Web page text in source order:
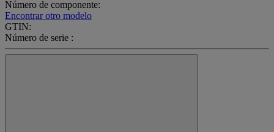
Número de componente:
Encontrar otro modelo
GTIN:
Número de serie :